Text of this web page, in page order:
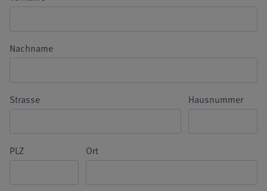
Nachname
Strasse Hausnummer
PLZ Ort